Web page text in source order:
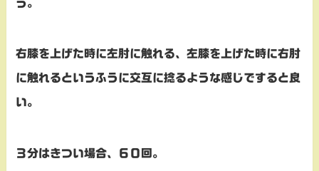
う。
右膝を上げた時に左肘に触れる、左膝を上げた時に右肘
に触れるというふうに交互に捻るような感じですると良
い。
３分はきつい場合、６０回。